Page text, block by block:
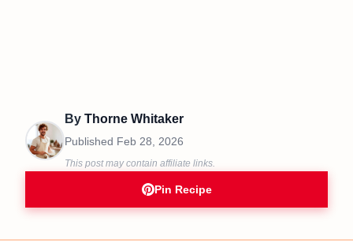
By Thorne Whitaker
Published Feb 28, 2026
This post may contain affiliate links.
Pin Recipe